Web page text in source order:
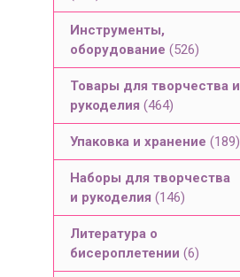
Инструменты,
оборудование (526)
Товары для творчества и
рукоделия (464)
Упаковка и хранение (189)
Наборы для творчества
и рукоделия (146)
Литература о
бисероплетении (6)